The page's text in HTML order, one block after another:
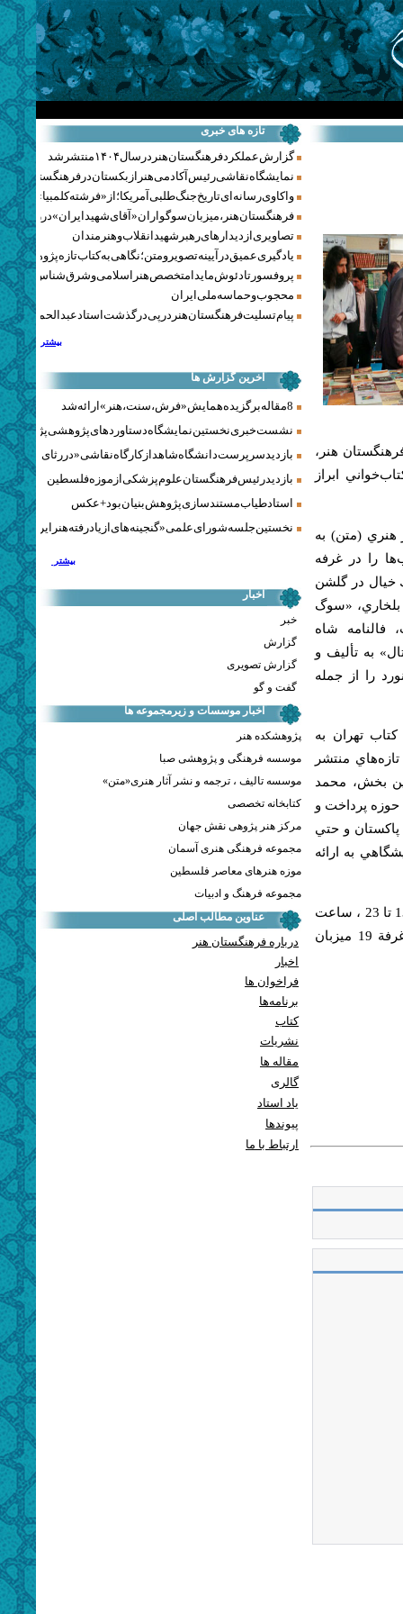
تازه های خبری
گزارش عملکرد فرهنگستان هنر در سال ۱۴۰۴ منتشر شد
نمایشگاه نقاشی رئیس آکادمی هنر ازبکستان در فرهنگستان هنر
واکاوی رسانه‌ای تاریخ جنگ‌طلبی آمریکا؛ از «فرشته کلمبیا» تا
فرهنگستان هنر، میزبان سوگواران «آقای شهید ایران» در
تصاویری از دیدارهای رهبر شهید انقلاب و هنرمندان
یادگیری عمیق در آیینه تصویر و متن؛ نگاهی به کتاب تازه پژوهشکده
پروفسور تادئوش مایدا متخصص هنر اسلامی و شرق‌شناس
محجوب و حماسه ملی ایران
پیام تسلیت فرهنگستان هنر در پی درگذشت استاد عبدالحمید
بیشتر
آخرین گزارش ها
8 مقاله برگزیده همایش «فرش، سنت، هنر» ارائه شد
نشست خبری نخستین نمایشگاه دستاوردهای پژوهشی
بازدید سرپرست دانشگاه شاهد از کارگاه نقاشی «در رثای سیمرغ
بازدید رئیس فرهنگستان علوم پزشکی از موزه فلسطین
استاد طیاب مستندسازی پژوهش‌بنیان بود + عکس
نخستین جلسه شورای علمی «گنجینه‌های ازیادرفته هنر ایران»
بیشتر
اخبار
خبر
گزارش
گزارش تصویری
گفت و گو
اخبار موسسات و زیرمجموعه ها
پژوهشکده هنر
موسسه فرهنگی و پژوهشی صبا
موسسه تالیف ، ترجمه و نشر آثار هنری«متن»
کتابخانه تخصصی
مرکز هنر پژوهی نقش جهان
مجموعه فرهنگی هنری آسمان
موزه هنرهای معاصر فلسطین
مجموعه فرهنگ و ادبیات
عناوین مطالب اصلی
درباره فرهنگستان هنر
اخبار
فراخوان ها
برنامه‌ها
کتاب
نشریات
مقاله ها
گالری
یاد استاد
پيوندها
ارتباط با ما
هنر،
ابراز
هنري (متن) به
را در غرفه
خيال در گلشن
بلخاري، «سوگ
شاه
به تأليف و
را از جمله
تهران به
منتشر
بخش، محمد
حوزه پرداخت و
پاكستان و حتي
به ارائه
مؤسسه تأليف، ترجمه و نشر آثار هنري(متن) وابسته به فرهنگستان هنر، از 13 تا 23 ، ساعت
10 تا 20 هر روز در شهر آفتاب، سالن ناشران عمومی A4، راهروي 1، غرفة 19 ميزبان